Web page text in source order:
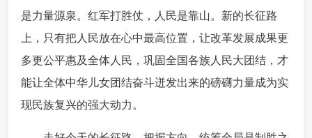
是力量源泉。红军打胜仗，人民是靠山。新的长征路
上，只有把人民放在心中最高位置，让改革发展成果更
多更公平惠及全体人民，巩固全国各族人民大团结，才
能让全体中华儿女团结奋斗迸发出来的磅礴力量成为实
现民族复兴的强大动力。